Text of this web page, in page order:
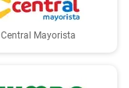
Central Mayorista